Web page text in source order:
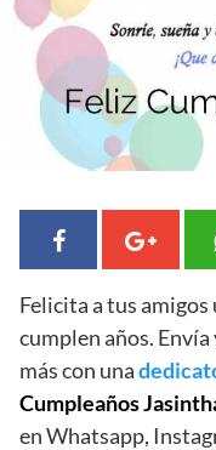
Felicita a tus
cumplen años. Envía
más con una
Cumpleaños
en Whatsapp,